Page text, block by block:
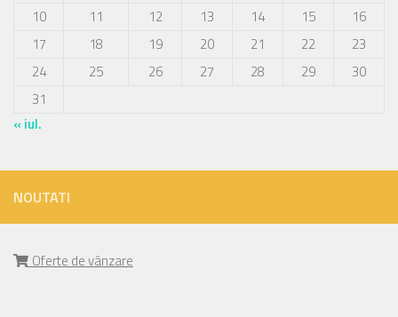
10
11 12 13 14 15
16
17
18 19 20 21 22
23
24
25 26 27 28 29
30
31
« iul.
NOUTATI
Oferte de vânzare